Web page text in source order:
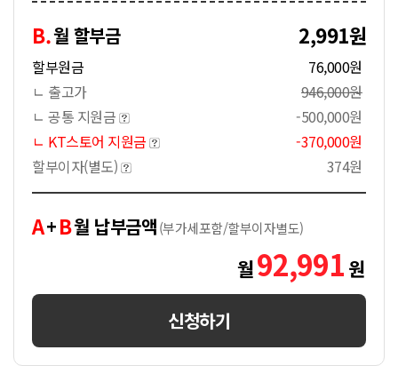
B.월 할부금 2,991원
할부원금
76,000원
ㄴ 출고가
946,000원
ㄴ 공통 지원금
-500,000원
ㄴ KT스토어 지원금
-370,000원
할부이자(별도)
374원
A+B월 납부금액(부가세포함/할부이자별도)
월92,991 원
신청하기